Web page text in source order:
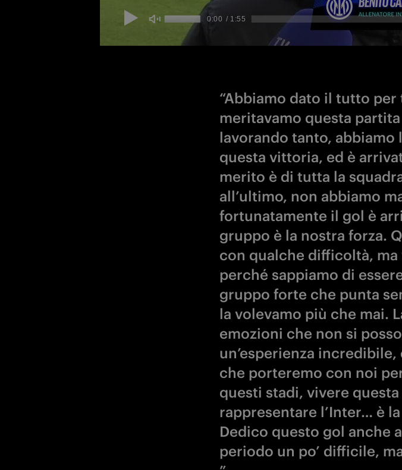
“Abbiamo dato il tutto
meritavamo questa
lavorando tanto, abbiamo
questa vittoria, ed è
merito è di tutta la
all’ultimo, non abbiamo
fortunatamente il gol è
gruppo è la nostra forza.
con qualche difficoltà,
perché sappiamo di
gruppo forte che punta
la volevamo più che mai.
emozioni che non si
un’esperienza
che porteremo con noi
questi stadi, vivere
rappresentare l’Inter… è
Dedico questo gol anche
periodo un po’ difficile,